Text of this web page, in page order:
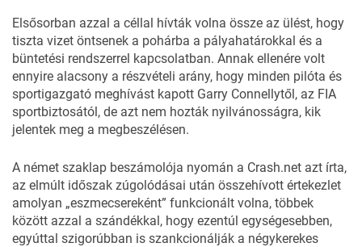
Elsősorban azzal a céllal hívták volna össze az ülést, hogy
tiszta vizet öntsenek a pohárba a pályahatárokkal és a
büntetési rendszerrel kapcsolatban. Annak ellenére volt
ennyire alacsony a részvételi arány, hogy minden pilóta és
sportigazgató meghívást kapott Garry Connellytől, az FIA
sportbiztosától, de azt nem hozták nyilvánosságra, kik
jelentek meg a megbeszélésen.
A német szaklap beszámolója nyomán a Crash.net azt írta,
az elmúlt időszak zúgolódásai után összehívott értekezlet
amolyan „eszmecsereként” funkcionált volna, többek
között azzal a szándékkal, hogy ezentúl egységesebben,
egyúttal szigorúbban is szankcionálják a négykerekes